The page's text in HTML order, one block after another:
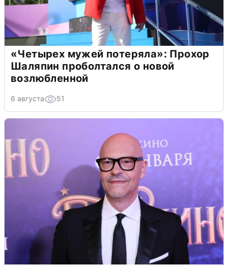
«Четырех мужей потеряла»: Прохор
Шаляпин проболтался о новой
возлюбленной
6 августа 51